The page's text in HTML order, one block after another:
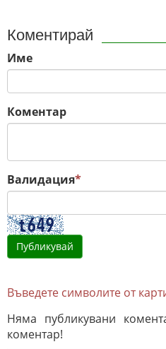
Коментирай
Име
Коментар
Валидация*
Въведете символите от
Няма публикувани
коментар!